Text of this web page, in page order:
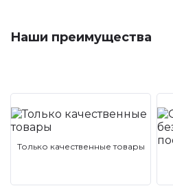
Наши преимущества
Только качественные товары